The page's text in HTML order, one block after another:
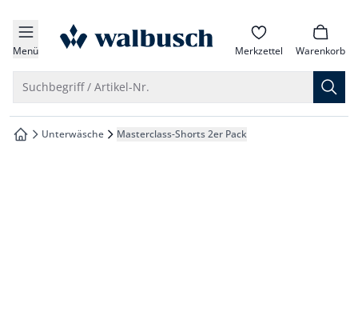
springen
springen
springen
springen
Menü zur Startseite Merkzettel Warenkorb
Suchbegriff / Artikel-Nr.
zur Startseite
Unterwäsche Masterclass-Shorts 2er Pack